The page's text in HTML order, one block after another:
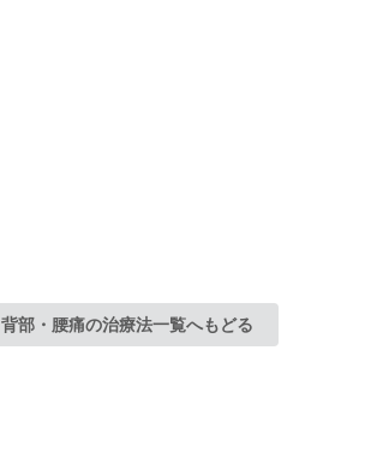
背部・腰痛の治療法一覧へもどる